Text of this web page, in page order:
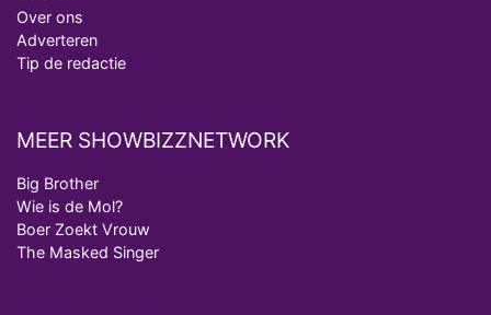
Over ons
Adverteren
Tip de redactie
MEER SHOWBIZZNETWORK
Big Brother
Wie is de Mol?
Boer Zoekt Vrouw
The Masked Singer